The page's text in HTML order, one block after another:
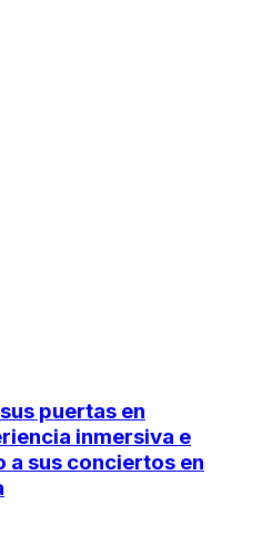
puertas en
inmersiva e
sus conciertos en